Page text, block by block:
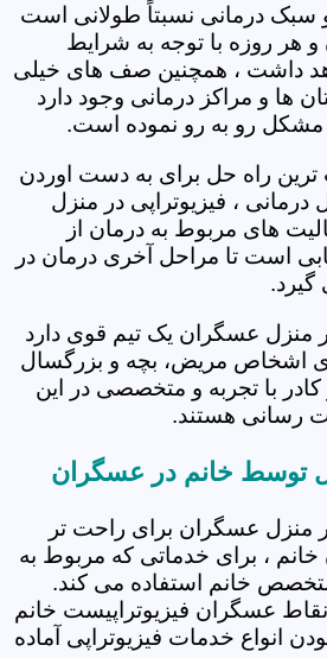
سبک درمانی نسبتاً طولانی است
هر روزه با توجه به شرایط
داشت ، همچنین صف های خیلی
ها و مراکز درمانی وجود دارد
مشکل رو به رو نموده است.
راه حل برای به دست اوردن
، فیزیوتراپی در منزل
های مربوط به درمان از
است تا مراحل آخری درمان در
منزل عسگران یک تیم قوی دارد
اشخاص مریض، بچه و بزرگسال
کادر با تجربه و متخصصی در این
رسانی هستند.
توسط خانم در عسگران
منزل عسگران برای راحت تر
، برای خدماتی که مربوط به
خانم استفاده می کند.
نقاط عسگران فیزیوتراپیست خانم
انواع خدمات فیزیوتراپی آماده